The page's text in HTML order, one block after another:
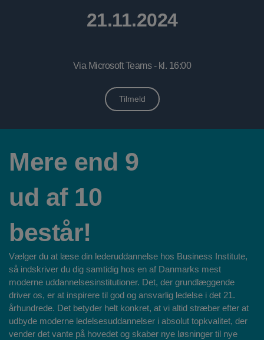
21.11.2024
Via Microsoft Teams - kl. 16:00
Tilmeld
Mere end 9
ud af 10
består!
Vælger du at læse din lederuddannelse hos Business Institute,
så indskriver du dig samtidig hos en af Danmarks mest
moderne uddannelsesinstitutioner. Det, der grundlæggende
driver os, er at inspirere til god og ansvarlig ledelse i det 21.
århundrede. Det betyder helt konkret, at vi altid stræber efter at
udbyde moderne ledelsesuddannelser i absolut topkvalitet, der
vender det vante på hovedet og skaber nye løsninger til nye